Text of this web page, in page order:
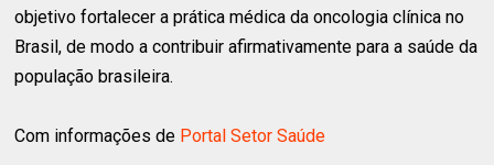
objetivo fortalecer a prática médica da oncologia clínica no
Brasil, de modo a contribuir afirmativamente para a saúde da
população brasileira.
Com informações de Portal Setor Saúde